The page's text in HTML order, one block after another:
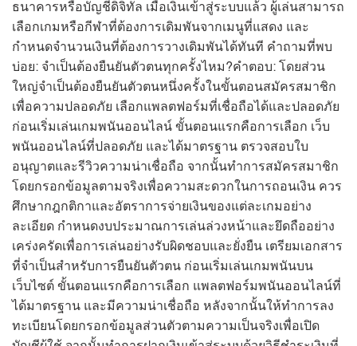
ธนาคารหรือบัญชีดิจิทัล เมื่อเงินเข้าสู่ระบบแล้ว ผู้เล่นสามารถ
เลือกเกมหรือกีฬาที่ต้องการเดิมพันจากเมนูที่แสดง และ
กำหนดจำนวนเงินที่ต้องการวางเดิมพันได้ทันที คำถามที่พบ
บ่อย: จำเป็นต้องยืนยันตัวตนทุกครั้งไหม?คำตอบ: โดยส่วน
ใหญ่จำเป็นต้องยืนยันตัวตนหนึ่งครั้งในขั้นตอนสมัครสมาชิก
เพื่อความปลอดภัย เลือกแพลตฟอร์มที่เชื่อถือได้และปลอดภัย
ก่อนเริ่มเล่นเกมพนันออนไลน์ ขั้นตอนแรกคือการเลือก เว็บ
พนันออนไลน์ที่ปลอดภัย และได้มาตรฐาน ตรวจสอบใบ
อนุญาตและรีวิวความน่าเชื่อถือ จากนั้นทำการสมัครสมาชิก
โดยกรอกข้อมูลตามจริงเพื่อความสะดวกในการถอนเงิน ควร
ศึกษากฎกติกาและอัตราการจ่ายเงินของแต่ละเกมอย่าง
ละเอียด กำหนดงบประมาณการเล่นล่วงหน้าและยึดถืออย่าง
เคร่งครัดเพื่อการเล่นอย่างรับผิดชอบและยั่งยืน เตรียมเอกสาร
ที่จำเป็นสำหรับการยืนยันตัวตน ก่อนเริ่มเล่นเกมพนันบน
เว็บไซต์ ขั้นตอนแรกคือการเลือก แพลตฟอร์มพนันออนไลน์ที่
ได้มาตรฐาน และมีความน่าเชื่อถือ หลังจากนั้นให้ทำการลง
ทะเบียนโดยกรอกข้อมูลส่วนตัวตามความเป็นจริงเพื่อเปิด